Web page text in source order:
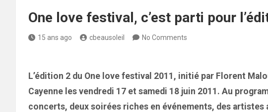
One love festival, c’est parti pour
15 ans ago cbeausoleil No Comments
L’édition 2 du One love festival 2011, initié par Florent
Cayenne les vendredi 17 et samedi 18 juin 2011. Au
concerts, deux soirées riches en événements, des artistes